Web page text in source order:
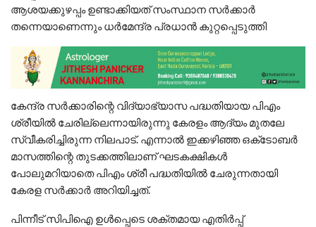
ആശയക്കുഴപ്പം ഉണ്ടാക്കിയത് സംസ്ഥാന സർക്കാർ
തന്നെയാണെന്നും ധർമേന്ദ്ര പ്രധാൻ കുറ്റപ്പെടുത്തി
കേന്ദ്ര സർക്കാരിന്റെ വിദ്യാഭ്യാസ പദ്ധതിയായ പിഎം
ശ്രീയിൽ ചേരില്ലെന്നായിരുന്നു കേരളം ആദ്യം മുതലേ
സ്വീകരിച്ചിരുന്ന നിലപാട്. എന്നാൽ ഇക്കഴിഞ്ഞ ഒക്‌ടോബർ
മാസത്തിന്റെ തുടക്കത്തിലാണ് ഘടകക്ഷികൾ
പോലുമറിയാതെ പിഎം ശ്രീ പദ്ധതിയിൽ ചേരുന്നതായി
കേരള സർക്കാർ അറിയിച്ചത്.
പിന്നീട് സിപിഐ ഉൾപ്പെടെ ശക്തമായ എതിർപ്പ്